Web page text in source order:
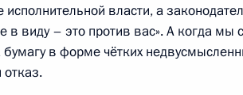
года, суббота
исполнительной власти, а
в виду – это против вас». А когда мы
бумагу в форме чётких
отказ.